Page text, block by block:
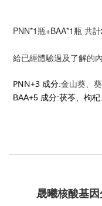
PNN*1瓶+BAA*1瓶 共
給已經體驗過及了解的
PNN+3 成分:金山葵、
BAA+5 成分:茯苓、枸
晟曦核酸基